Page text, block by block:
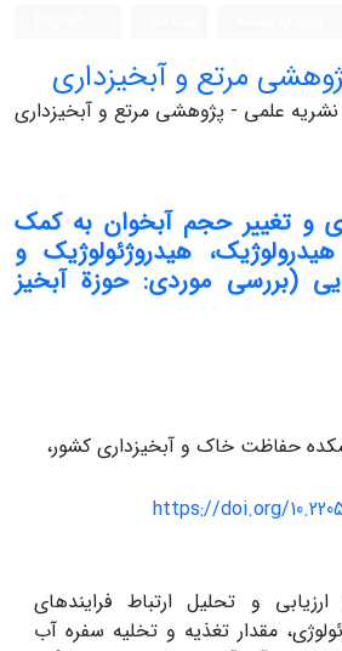
مرتع و آبخیزداری
نشریه علمی - پژوهشی مرتع و آبخیزداری
و تغییر حجم آبخوان به کمک
هیدروژئولوژیک و
(بررسی موردی: حوزة آبخیز
حفاظت خاک و آبخیزداری کشور،
https://doi.org/
و تحلیل ارتباط فرایندهای
مقدار تغذیه و تخلیه سفره آب